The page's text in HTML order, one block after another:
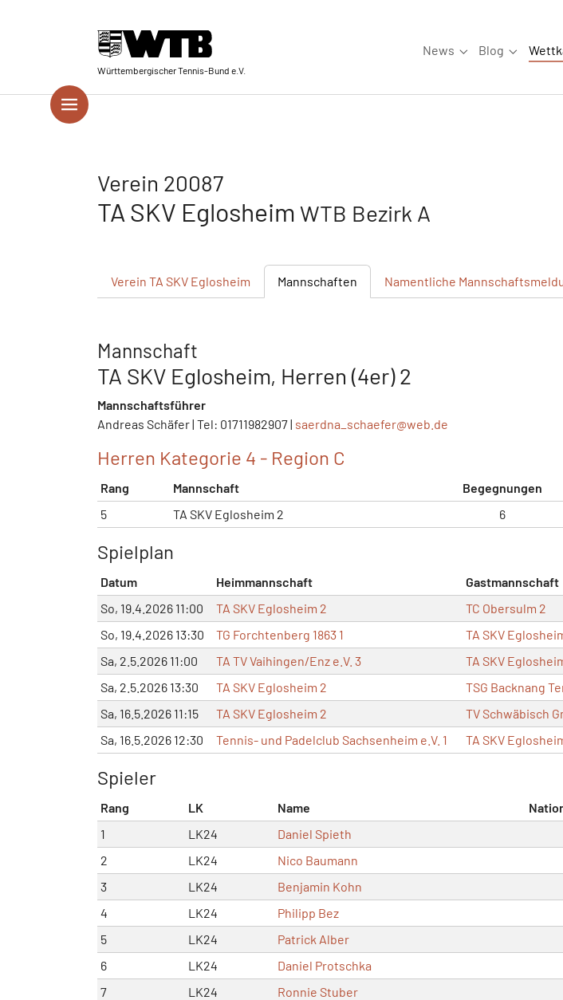
Württembergischer Tennis-Bund e.V.
News
Submenu for
Blog
Verein 20087
TA SKV Eglosheim WTB Bezirk A
Verein TA SKV Eglosheim Mannschaften Namentliche
Mannschaft
TA SKV Eglosheim, Herren (4er) 2
Mannschaftsführer
Andreas Schäfer | Tel: 01711982907 | saerdna_schaefer@web.de
Herren Kategorie 4 - Region C
Rang Mannschaft Begegnungen
5
TA SKV Eglosheim 2 6
Spielplan
Datum Heimmannschaft Gastmannschaft
So, 19.4.2026 11:00
TA SKV Eglosheim 2 TC Obersulm 2
So, 19.4.2026 13:30
TG Forchtenberg 1863 1 TA SKV
Sa, 2.5.2026 11:00
TA TV Vaihingen/Enz e.V. 3 TA SKV
Sa, 2.5.2026 13:30
TA SKV Eglosheim 2 TSG Backnang
Sa, 16.5.2026 11:15
TA SKV Eglosheim 2 TV Schwäbisch
Sa, 16.5.2026 12:30
Tennis- und Padelclub Sachsenheim e.V. 1 TA SKV
Spieler
Rang LK Name
1
LK24 Daniel Spieth
2
LK24 Nico Baumann
3
LK24 Benjamin Kohn
4
LK24 Philipp Bez
5
LK24 Patrick Alber
6
LK24 Daniel Protschka
7
LK24 Ronnie Stuber